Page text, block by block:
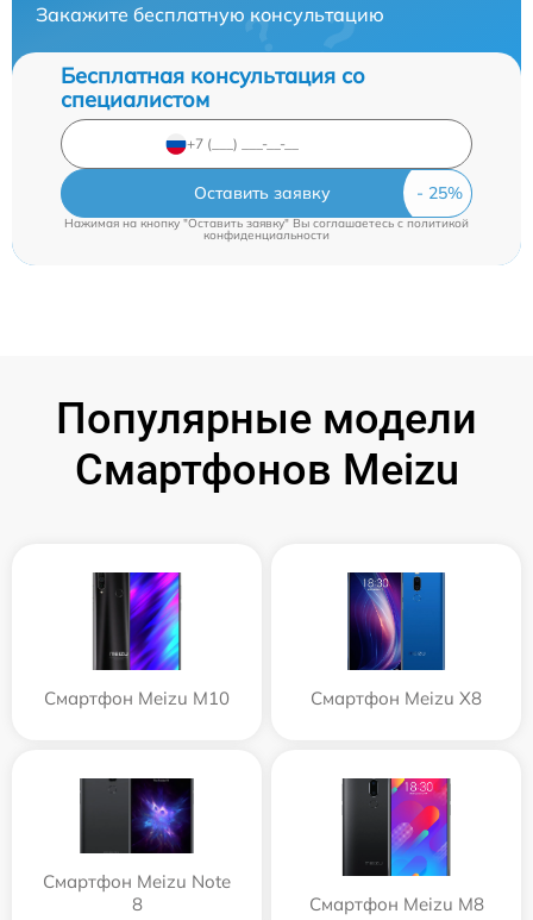
Закажите бесплатную консультацию
Бесплатная консультация со
специалистом
Оставить заявку
Нажимая на кнопку "Оставить заявку" Вы соглашаетесь cполитикой
конфиденциальности
Популярные модели
Смартфонов Meizu
Смартфон Meizu M10 Смартфон Meizu X8
Смартфон Meizu Note
8
Смартфон Meizu M8